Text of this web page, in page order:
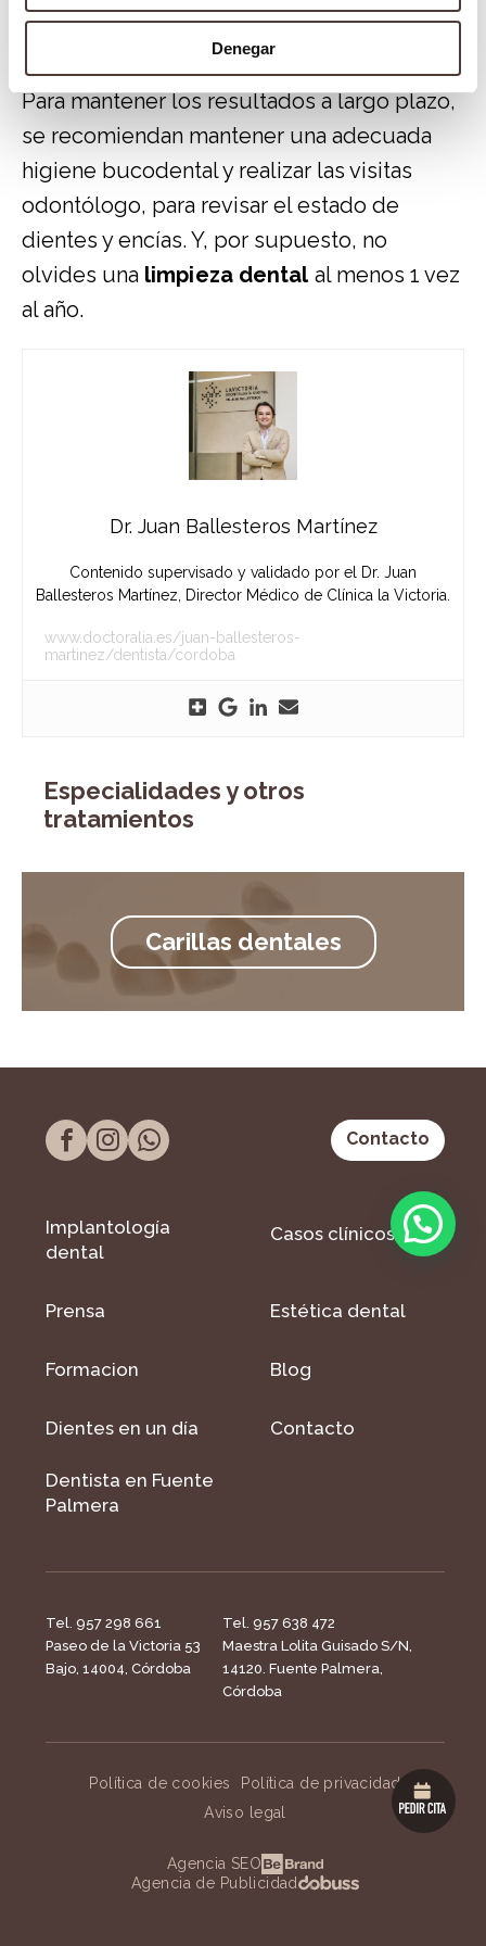
Denegar
generales, es un procedimiento indoloro y
sin complicaciones.
Para mantener los resultados a largo plazo,
se recomiendan mantener una adecuada
higiene bucodental y realizar las visitas
odontólogo, para revisar el estado de
dientes y encías. Y, por supuesto, no
olvides una limpieza dentalal menos 1 vez
al año.
Dr. Juan Ballesteros Martínez
Contenido supervisado y validado por el Dr. Juan
Ballesteros Martínez, Director Médico de Clínica la Victoria.
www.doctoralia.es/juan-ballesteros-
martinez/dentista/cordoba
Especialidades y otros
tratamientos
Carillas dentales
Contacto
Implantología
dental
Casos clínicos
Prensa Estética dental
Formacion Blog
Dientes en un día Contacto
Dentista en Fuente
Palmera
Tel. 957 298 661
Paseo de la Victoria 53
Bajo, 14004, Córdoba
Tel. 957 638 472
Maestra Lolita Guisado S/N,
14120. Fuente Palmera,
Córdoba
Política de cookies
Política de privacidad
Aviso legal
Agencia SEO
Agencia de Publicidad